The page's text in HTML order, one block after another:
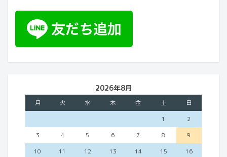
2026年8月
月 火 水 木 金 土
日
1
2
3
4 5 6 7 8
9
10
11 12 13 14 15
16